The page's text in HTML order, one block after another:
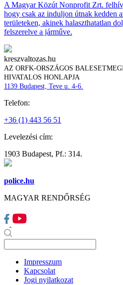
A Magyar Közút Nonprofit Zrt.
hogy csak az induljon útnak kedden
területeken, akinek halaszthatatlan
felszerelve a járműve.
kreszvaltozas.hu
AZ ORFK-ORSZÁGOS
HIVATALOS HONLAPJA
1139 Budapest, Teve u. 4-6.
Telefon:
+36 (1) 443 56 51
Levelezési cím:
1903 Budapest, Pf.: 314.
police.hu
MAGYAR RENDŐRSÉG
Impresszum
Kapcsolat
Jogi nyilatkozat